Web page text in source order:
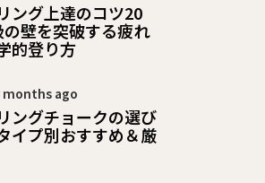
ング上達のコツ20
壁を突破する疲れ
的登り方
months ago
ングチョークの選び
イプ別おすすめ＆厳